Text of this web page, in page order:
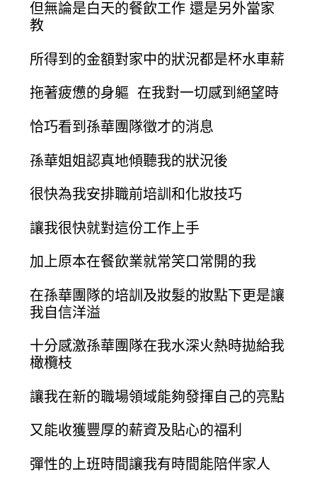
但無論是白天的餐飲工作 還是另外當家
教
所得到的金額對家中的狀況都是杯水車薪
拖著疲憊的身軀 在我對一切感到絕望時
恰巧看到孫華團隊徵才的消息
孫華姐姐認真地傾聽我的狀況後
很快為我安排職前培訓和化妝技巧
讓我很快就對這份工作上手
加上原本在餐飲業就常笑口常開的我
在孫華團隊的培訓及妝髮的妝點下更是讓
我自信洋溢
十分感激孫華團隊在我水深火熱時拋給我
橄欖枝
讓我在新的職場領域能夠發揮自己的亮點
又能收獲豐厚的薪資及貼心的福利
彈性的上班時間讓我有時間能陪伴家人